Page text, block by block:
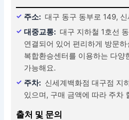
주소: 대구 동구 동부로 149,
대중교통: 대구 지하철 1호선
연결되어 있어 편리하게 방문
복합환승센터를 이용하는 다양
가능해요.
주차: 신세계백화점 대구점 지
있으며, 구매 금액에 따라 주차
출처 및 문의